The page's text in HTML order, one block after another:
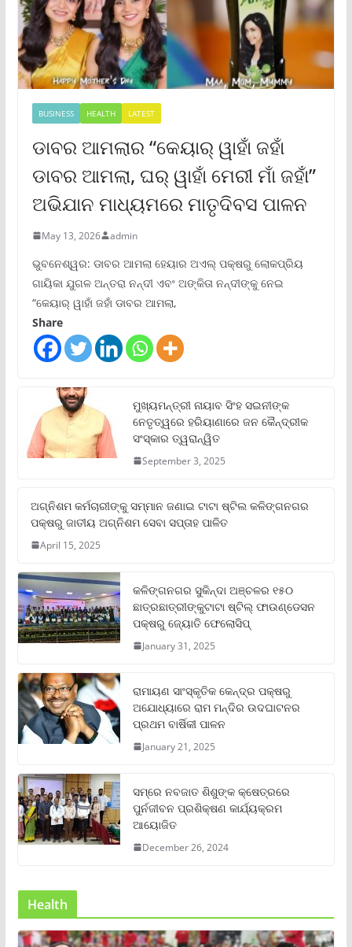
BUSINESS HEALTH LATEST
ଡାବର ଆମଲାର “କେୟାର୍ ୱାହାଁ ଜହାଁ
ଡାବର ଆମଲା, ଘର୍ ୱାହାଁ ମେରୀ ମାଁ ଜହାଁ”
ଅଭିଯାନ ମାଧ୍ୟମରେ ମାତୃଦିବସ ପାଳନ
May 13, 2026 admin
ଭୁବନେଶ୍ୱର: ଡାବର ଆମଲା ହେୟାର ଅଏଲ୍ ପକ୍ଷରୁ ଲୋକପ୍ରିୟ
ଗାୟିକା ଯୁଗଳ ଅନ୍ତରା ନନ୍ଦୀ ଏବଂ ଅଙ୍କିତା ନନ୍ଦୀଙ୍କୁ ନେଇ
“କେୟାର୍ ୱାହାଁ ଜହାଁ ଡାବର ଆମଲା,
Share
ମୁଖ୍ୟମନ୍ତ୍ରୀ ନାୟାବ ସିଂହ ସଇନୀଙ୍କ
ନେତୃତ୍ୱରେ ହରିୟାଣାରେ ଜନ କୈନ୍ଦ୍ରୀକ
ସଂସ୍କାର ତ୍ୱରାନ୍ୱିତ
September 3, 2025
ଅଗ୍ନିଶମ କର୍ମଚାରୀଙ୍କୁ ସମ୍ମାନ ଜଣାଇ ଟାଟା ଷ୍ଟିଲ କଳିଙ୍ଗନଗର
ପକ୍ଷରୁ ଜାତୀୟ ଅଗ୍ନିଶମ ସେବା ସପ୍ତାହ ପାଳିତ
April 15, 2025
କଳିଙ୍ଗନଗର ସୁକିନ୍ଦା ଅଞ୍ଚଳର ୧୫୦
ଛାତ୍ରଛାତ୍ରୀଙ୍କୁଟାଟା ଷ୍ଟିଲ୍ ଫାଉଣ୍ଡେସନ
ପକ୍ଷରୁ ଜ୍ୟୋତି ଫେଲୋସିପ୍‌
January 31, 2025
ରାମାୟଣ ସାଂସ୍କୃତିକ କେନ୍ଦ୍ର ପକ୍ଷରୁ
ଅଯୋଧ୍ୟାରେ ରାମ ମନ୍ଦିର ଉଦଘାଟନର
ପ୍ରଥମ ବାର୍ଷିକୀ ପାଳନ
January 21, 2025
ସମ୍‌ରେ ନବଜାତ ଶିଶୁଙ୍କ କ୍ଷେତ୍ରରେ
ପୁର୍ନଜୀବନ ପ୍ରଶିକ୍ଷଣ କାର୍ଯ୍ୟକ୍ରମ
ଆୟୋଜିତ
December 26, 2024
Health